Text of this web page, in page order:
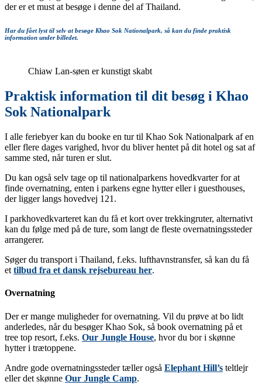
der er et must at besøge i denne del af Thailand.
Har du fået lyst til selv at besøge Khao Sok Nationalpark, så kan du finde praktisk
information under billedet.
Chiaw Lan-søen er kunstigt skabt
Praktisk information til dit besøg i Khao
Sok Nationalpark
I alle feriebyer kan du booke en tur til Khao Sok Nationalpark af en
eller flere dages varighed, hvor du bliver hentet på dit hotel og sat af
samme sted, når turen er slut.
Du kan også selv tage op til nationalparkens hovedkvarter for at
finde overnatning, enten i parkens egne hytter eller i guesthouses,
der ligger langs hovedvej 121.
I parkhovedkvarteret kan du få et kort over trekkingruter, alternativt
kan du følge med på de ture, som langt de fleste overnatningssteder
arrangerer.
Søger du transport i Thailand, f.eks. lufthavnstransfer, så kan du få
et tilbud fra et dansk rejsebureau her.
Overnatning
Der er mange muligheder for overnatning. Vil du prøve at bo lidt
anderledes, når du besøger Khao Sok, så book overnatning på et
tree top resort, f.eks. Our Jungle House, hvor du bor i skønne
hytter i trætoppene.
Andre gode overnatningssteder tæller også Elephant Hill’s teltlejr
eller det skønne Our Jungle Camp.